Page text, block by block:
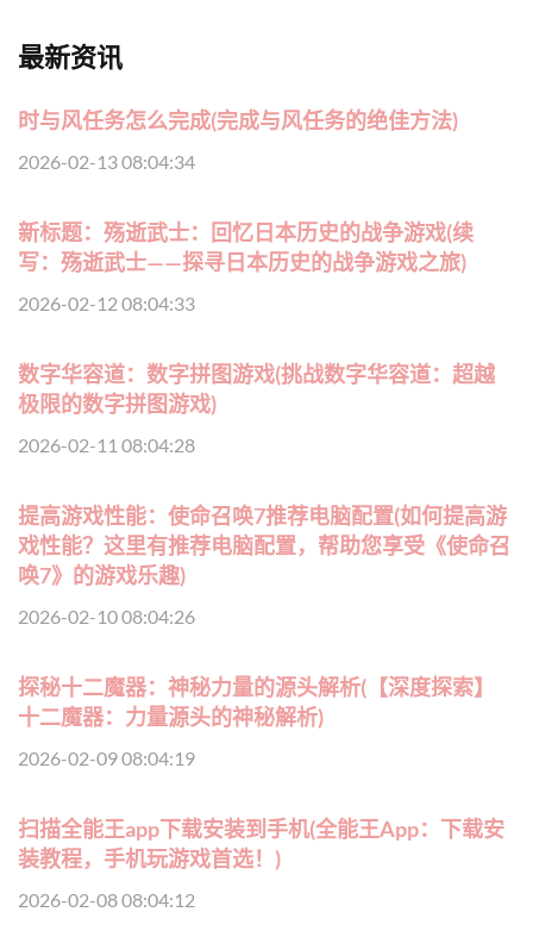
最新资讯
时与风任务怎么完成(完成与风任务的绝佳方法)
2026-02-13 08:04:34
新标题：殇逝武士：回忆日本历史的战争游戏(续
写：殇逝武士——探寻日本历史的战争游戏之旅)
2026-02-12 08:04:33
数字华容道：数字拼图游戏(挑战数字华容道：超越
极限的数字拼图游戏)
2026-02-11 08:04:28
提高游戏性能：使命召唤7推荐电脑配置(如何提高游
戏性能？这里有推荐电脑配置，帮助您享受《使命召
唤7》的游戏乐趣)
2026-02-10 08:04:26
探秘十二魔器：神秘力量的源头解析(【深度探索】
十二魔器：力量源头的神秘解析)
2026-02-09 08:04:19
扫描全能王app下载安装到手机(全能王App：下载安
装教程，手机玩游戏首选！)
2026-02-08 08:04:12